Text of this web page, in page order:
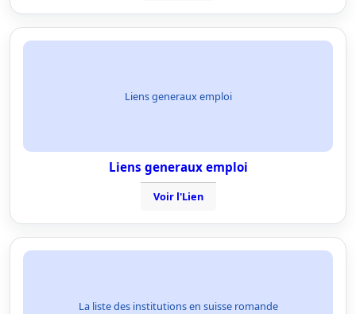
Liens generaux emploi
Liens generaux emploi
Voir l'Lien
La liste des institutions en suisse romande